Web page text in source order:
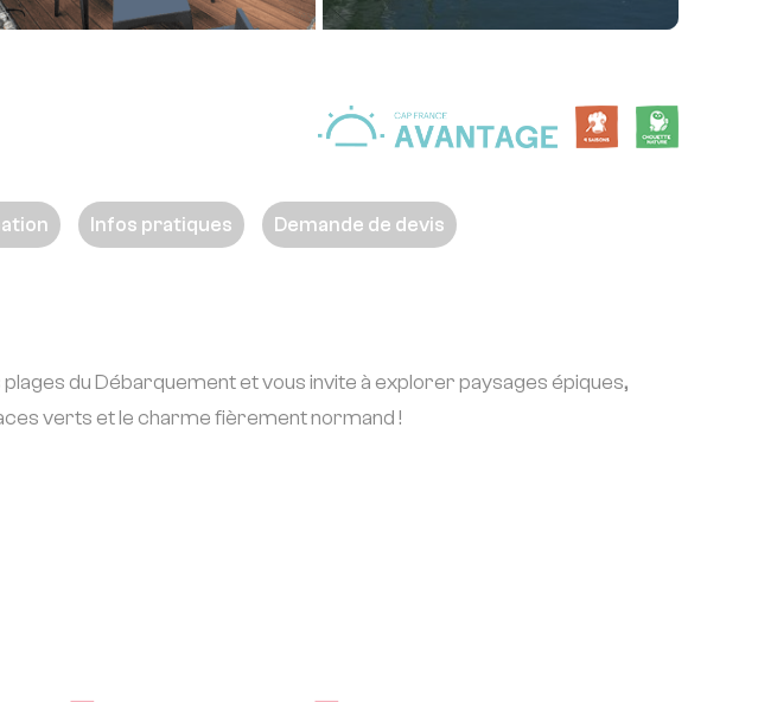
Infos pratiques Demande de devis
du Débarquement et vous invite à explorer paysages épiques,
verts et le charme fièrement normand !